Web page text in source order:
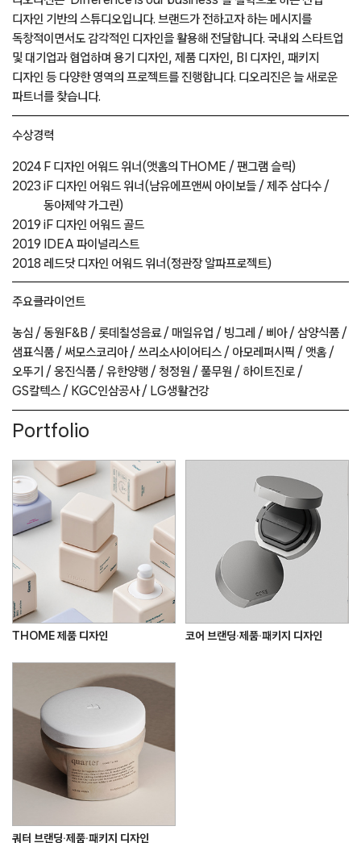
디자인 기반의 스튜디오입니다. 브랜드가 전하고자 하는 메시지를
독창적이면서도 감각적인 디자인을 활용해 전달합니다. 국내외 스타트업
및 대기업과 협업하며 용기 디자인, 제품 디자인, BI 디자인, 패키지
디자인 등 다양한 영역의 프로젝트를 진행합니다. 디오리진은 늘 새로운
파트너를 찾습니다.
수상경력
2024 F 디자인 어워드 위너(앳홈의 THOME / 팬그램 슬릭)
2023iF 디자인 어워드 위너(남유에프앤씨 아이보들 / 제주 삼다수 /
동아제약 가그린)
2019 iF 디자인 어워드 골드
2019
IDEA 파이널리스트
2018 레드닷 디자인 어워드 위너(정관장 알파프로젝트)
주요클라이언트
농심 / 동원F&B / 롯데칠성음료 / 매일유업 / 빙그레 / 삐아 / 삼양식품 /
샘표식품 / 써모스코리아 / 쓰리소사이어티스 / 아모레퍼시픽 / 앳홈 /
오뚜기 / 웅진식품 / 유한양행 / 청정원 / 풀무원 / 하이트진로 /
GS칼텍스 / KGC인삼공사 / LG생활건강
Portfolio
THOME 제품 디자인 코어 브랜딩·제품·패키지 디자인
쿼터 브랜딩·제품·패키지 디자인